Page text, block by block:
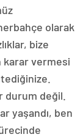
olarak
bize
karar vermesi
durum değil.
yaşandı, ben